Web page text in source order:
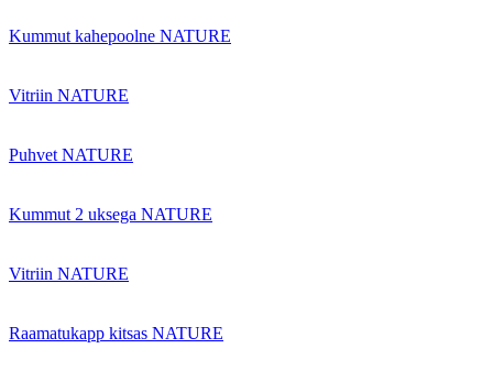
Kummut kahepoolne NATURE
Vitriin NATURE
Puhvet NATURE
Kummut 2 uksega NATURE
Vitriin NATURE
Raamatukapp kitsas NATURE